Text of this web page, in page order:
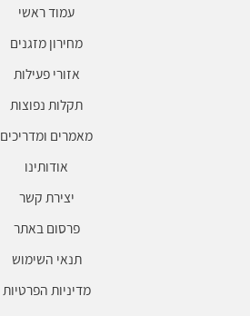
עמוד ראשי
מחירון מזגנים
אזורי פעילות
תקלות נפוצות
מאמרים ומדריכים
אודותינו
יצירת קשר
פרסום באתר
תנאי השימוש
מדיניות הפרטיות